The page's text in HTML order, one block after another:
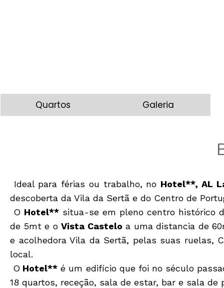
Ideal para férias ou trabalho, no Hotel**, AL
descoberta da Vila da Sertã e do Centro de
O Hotel** situa-se em pleno centro histórico
de 5mt e oVista Castelo a uma distancia de
e acolhedora Vila da Sertã, pelas suas ruelas,
local.
O Hotel** é um edifício que foi no século
18 quartos, receção, sala de estar, bar e sala de
Quartos Galeria